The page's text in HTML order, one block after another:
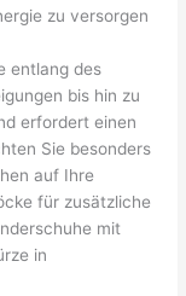
zu versorgen
entlang des
bis hin zu
erfordert einen
Sie besonders
auf Ihre
für zusätzliche
mit
in